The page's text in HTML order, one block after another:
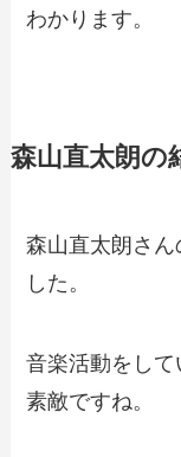
わかります。
森山直太朗の
森山直太朗さ
した。
音楽活動をし
素敵ですね。